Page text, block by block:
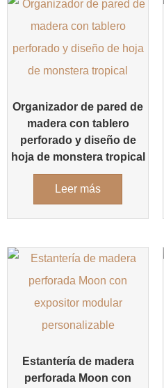
Organizador de pared de
madera con tablero
perforado y diseño de
hoja de monstera tropical
Leer más
Estantería de madera
perforada Moon con